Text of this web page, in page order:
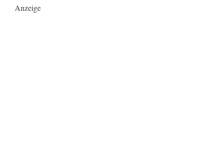
Anzeige